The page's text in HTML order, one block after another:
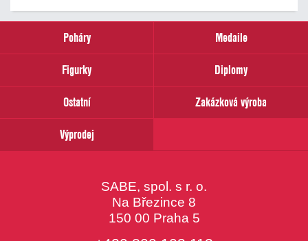
email
Poháry
Medaile
Figurky
Diplomy
Ostatní
Zakázková výroba
Výprodej
SABE, spol. s r. o.
Na Březince 8
150 00 Praha 5